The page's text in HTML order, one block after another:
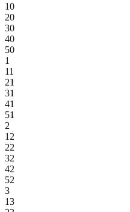
10
20
30
40
50
1
11
21
31
41
51
2
12
22
32
42
52
3
13